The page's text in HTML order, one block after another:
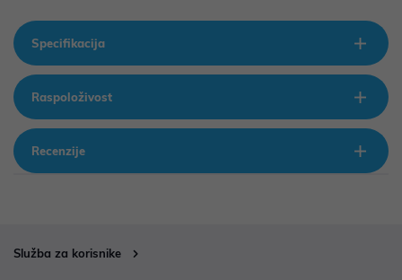
Specifikacija
Raspoloživost
Recenzije
Služba za korisnike